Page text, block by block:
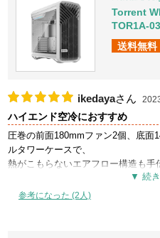
Torrent
TOR1A-03
送料無料
ikedayaさん
ハイエンド空冷におすすめ
圧巻の前面180mmファン2個、底面
ルタワーケースで、
熱がこもらないエアフロー構造も
でも全く問題なく運用できます。
大型ファンの風量があるので、回
参考になった (2人)